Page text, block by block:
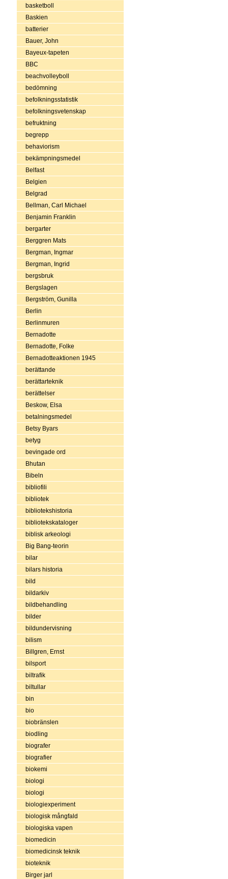
basketboll
Baskien
batterier
Bauer, John
Bayeux-tapeten
BBC
beachvolleyboll
bedömning
befolkningsstatistik
befolkningsvetenskap
befruktning
begrepp
behaviorism
bekämpningsmedel
Belfast
Belgien
Belgrad
Bellman, Carl Michael
Benjamin Franklin
bergarter
Berggren Mats
Bergman, Ingmar
Bergman, Ingrid
bergsbruk
Bergslagen
Bergström, Gunilla
Berlin
Berlinmuren
Bernadotte
Bernadotte, Folke
Bernadotteaktionen 1945
berättande
berättarteknik
berättelser
Beskow, Elsa
betalningsmedel
Betsy Byars
betyg
bevingade ord
Bhutan
Bibeln
bibliofili
bibliotek
bibliotekshistoria
bibliotekskataloger
biblisk arkeologi
Big Bang-teorin
bilar
bilars historia
bild
bildarkiv
bildbehandling
bilder
bildundervisning
bilism
Billgren, Ernst
bilsport
biltrafik
biltullar
bin
bio
biobränslen
biodling
biografer
biografier
biokemi
biologi
biologi
biologiexperiment
biologisk mångfald
biologiska vapen
biomedicin
biomedicinsk teknik
bioteknik
Birger jarl